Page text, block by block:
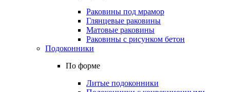
Раковины под мрамор
Глянцевые раковины
Матовые раковины
Раковины с рисунком бетон
Подоконники
По форме
Литые подоконники